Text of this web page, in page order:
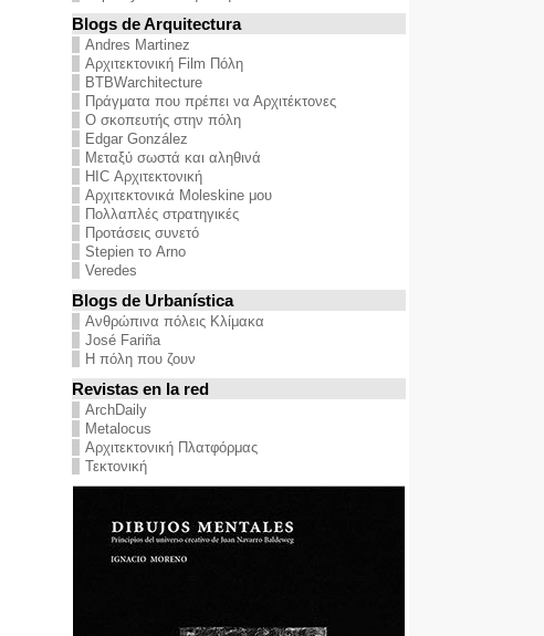
Blogs de Arquitectura
Andres Martinez
Αρχιτεκτονική Film Πόλη
BTBWarchitecture
Πράγματα που πρέπει να Αρχιτέκτονες
Ο σκοπευτής στην πόλη
Edgar González
Μεταξύ σωστά και αληθινά
HIC Αρχιτεκτονική
Αρχιτεκτονικά Moleskine μου
Πολλαπλές στρατηγικές
Προτάσεις συνετό
Stepien το Arno
Veredes
Blogs de Urbanística
Ανθρώπινα πόλεις Κλίμακα
José Fariña
Η πόλη που ζουν
Revistas en la red
ArchDaily
Metalocus
Αρχιτεκτονική Πλατφόρμας
Τεκτονική